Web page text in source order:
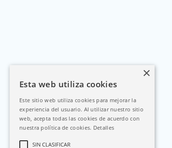
Esta web utiliza cookies
Este sitio web utiliza cookies para mejorar la
experiencia del usuario. Al utilizar nuestro sitio
web, acepta todas las cookies de acuerdo con
nuestra política de cookies. Detalles
SIN CLASIFICAR
×